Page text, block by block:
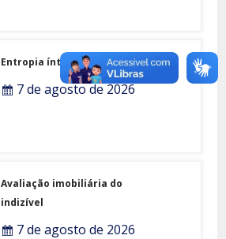
Entropia íntima
7 de agosto de 2026
Avaliação imobiliária do
indizível
7 de agosto de 2026